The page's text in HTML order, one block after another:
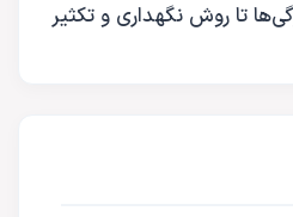
تا روش نگهداری و تکثیر